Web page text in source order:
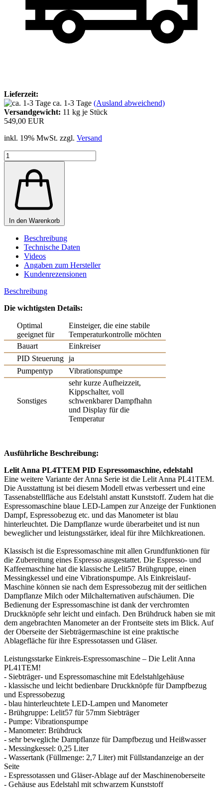
Lieferzeit:
ca. 1-3 Tage (Ausland abweichend)
Versandgewicht: 11 kg je Stück
549,00 EUR
inkl. 19% MwSt. zzgl. Versand
In den Warenkorb
Beschreibung
Technische Daten
Videos
Angaben zum Hersteller
Kundenrezensionen
Beschreibung
Die wichtigsten Details:
Optimal
geeignet für
Einsteiger, die eine stabile
Temperaturkontrolle möchten
Bauart
Einkreiser
PID Steuerung ja
Pumpentyp
Vibrationspumpe
Sonstiges
sehr kurze Aufheizzeit,
Kippschalter, voll
schwenkbarer Dampfhahn
und Display für die
Temperatur
Ausführliche Beschreibung:
Lelit Anna PL4TTEM PID Espressomaschine, edelstahl
Eine weitere Variante der Anna Serie ist die Lelit Anna PL41TEM.
Die Ausstattung ist bei diesem Modell etwas verbessert und eine
Tassenabstellfläche aus Edelstahl anstatt Kunststoff. Zudem hat die
Espressomaschine blaue LED-Lampen zur Anzeige der Funktionen
Dampf, Espressobezug etc. und das Manometer ist blau
hinterleuchtet. Die Dampflanze wurde überarbeitet und ist nun
beweglicher und leistungsstärker, ideal für ihre Milchkreationen.
Klassisch ist die Espressomaschine mit allen Grundfunktionen für
die Zubereitung eines Espresso ausgestattet. Die Espresso- und
Kaffeemaschine hat die klassische Lelit57 Brühgruppe, einen
Messingkessel und eine Vibrationspumpe. Als Einkreislauf-
Maschine können sie nach dem Espressobezug mit der seitlichen
Dampflanze Milch oder Milchalternativen aufschäumen. Die
Bedienung der Espressomaschine ist dank der verchromten
Druckknöpfe sehr leicht und einfach. Den Brühdruck haben sie mit
dem angebrachten Manometer an der Frontseite stets im Blick. Auf
der Oberseite der Siebträgermaschine ist eine praktische
Ablagefläche für ihre Espressotassen und Gläser.
Leistungsstarke Einkreis-Espressomaschine – Die Lelit Anna
PL41TEM!
- Siebträger- und Espressomaschine mit Edelstahlgehäuse
- klassische und leicht bedienbare Druckknöpfe für Dampfbezug
und Espressobezug
- blau hinterleuchtete LED-Lampen und Manometer
- Brühgruppe: Lelit57 für 57mm Siebträger
- Pumpe: Vibrationspumpe
- Manometer: Brühdruck
- sehr bewegliche Dampflanze für Dampfbezug und Heißwasser
- Messingkessel: 0,25 Liter
- Wassertank (Füllmenge: 2,7 Liter) mit Füllstandanzeige an der
Seite
- Espressotassen und Gläser-Ablage auf der Maschinenoberseite
- Gehäuse aus Edelstahl mit schwarzem Kunststoff